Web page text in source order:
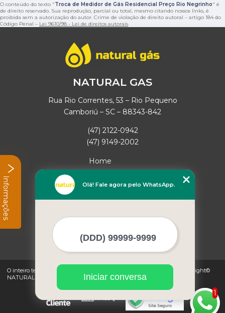
O conteúdo do texto "Troca de Medidor de Gás Residencial Preço Rio Negrinho" é
de direito reservado. Sua reprodução, parcial ou total, mesmo citando nossos links, é
proibida sem a autorização do autor. Crime de violação de direito autoral – artigo 184 do
Código Penal – Lei 9610/98 - Lei de direitos autorais.
NATURAL GAS
Rua Rio Correntes, 53 – Rio Pequeno
Camboriú – SC – 88343-842
(47) 2122-0942
(47) 9149-2002
Home
Empresa
Missão
Mapa do site
O inteiro teor deste site está sujeito à proteção de direitos autorais. Copyright©
NATURAL GAS (Lei 9610 de 19/02/1998)
1
Olá! Fale agora pelo WhatsApp.
Iniciar conversa
Informações